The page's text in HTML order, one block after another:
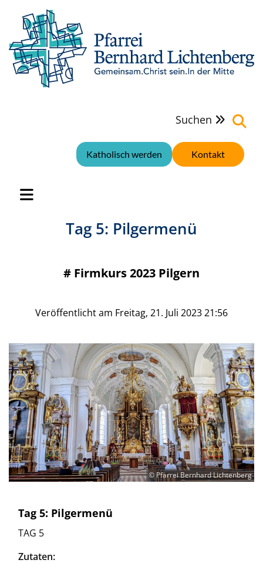
Suchen 
Kontakt
Katholisch werden
Tag 5: Pilgermenü
# Firmkurs 2023 Pilgern
Veröffentlicht am Freitag, 21. Juli 2023 21:56
© Pfarrei Bernhard Lichtenberg
Tag 5: Pilgermenü
TAG 5
Zutaten: